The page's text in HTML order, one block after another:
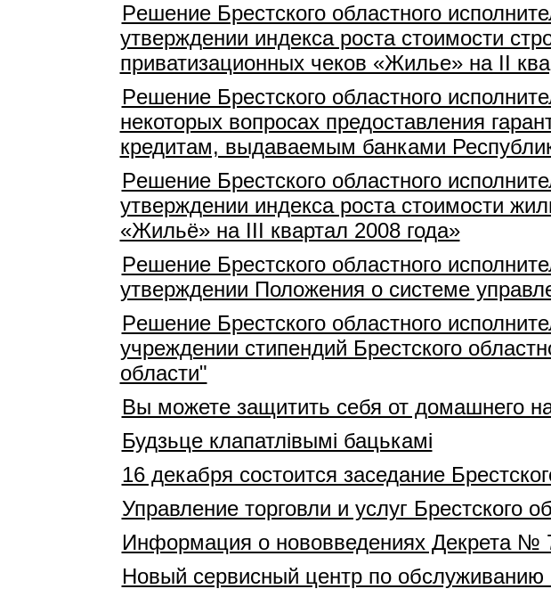
Pешение Брестского областного
утверждении индекса роста стоимости
приватизационных чеков «Жилье» на II
Pешение Брестского областного
некоторых вопросах предоставления
кредитам, выдаваемым банками
Pешение Брестского областного
утверждении индекса роста стоимости
«Жильё» на III квартал 2008 года»
Pешение Брестского областного
утверждении Положения о системе
Pешение Брестского областного
учреждении стипендий Брестского
области"
Вы можете защитить себя от домашнего
Будзьце клапатлівымі бацькамі
16 декабря состоится заседание
Управление торговли и услуг Брестского
Информация о нововведениях Декрета №
Новый сервисный центр по обслуживанию